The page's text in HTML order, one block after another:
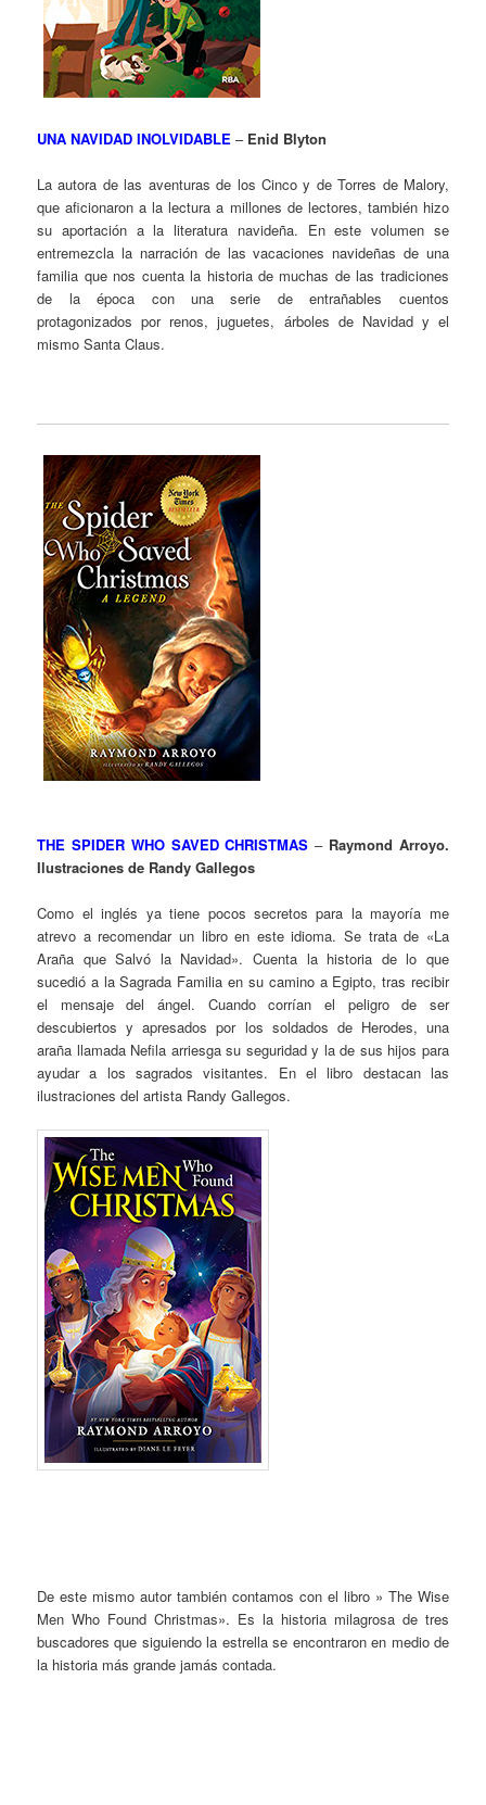
UNA NAVIDAD INOLVIDABLE– Enid Blyton
La autora de las aventuras de los Cinco y de Torres de Malory,
que aficionaron a la lectura a millones de lectores, también hizo
su aportación a la literatura navideña. En este volumen se
entremezcla la narración de las vacaciones navideñas de una
familia que nos cuenta la historia de muchas de las tradiciones
de la época con una serie de entrañables cuentos
protagonizados por renos, juguetes, árboles de Navidad y el
mismo Santa Claus.
THE SPIDER WHO SAVED CHRISTMAS – Raymond Arroyo.
Ilustraciones de Randy Gallegos
Como el inglés ya tiene pocos secretos para la mayoría me
atrevo a recomendar un libro en este idioma. Se trata de «La
Araña que Salvó la Navidad». Cuenta la historia de lo que
sucedió a la Sagrada Familia en su camino a Egipto, tras recibir
el mensaje del ángel. Cuando corrían el peligro de ser
descubiertos y apresados por los soldados de Herodes, una
araña llamada Nefila arriesga su seguridad y la de sus hijos para
ayudar a los sagrados visitantes. En el libro destacan las
ilustraciones del artista Randy Gallegos.
De este mismo autor también contamos con el libro » The Wise
Men Who Found Christmas». Es la historia milagrosa de tres
buscadores que siguiendo la estrella se encontraron en medio de
la historia más grande jamás contada.